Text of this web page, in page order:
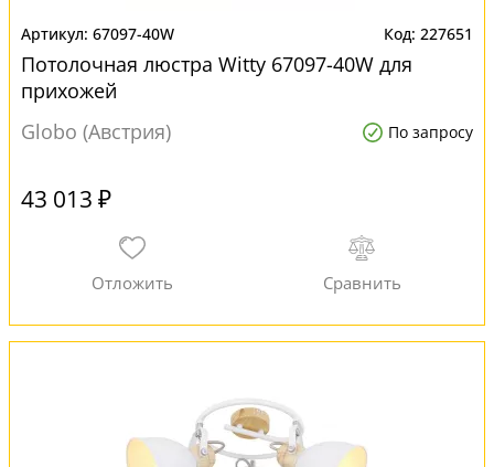
67097-40W 227651
Потолочная люстра Witty 67097-40W для
прихожей
Globo (Австрия)
По запросу
43 013 ₽